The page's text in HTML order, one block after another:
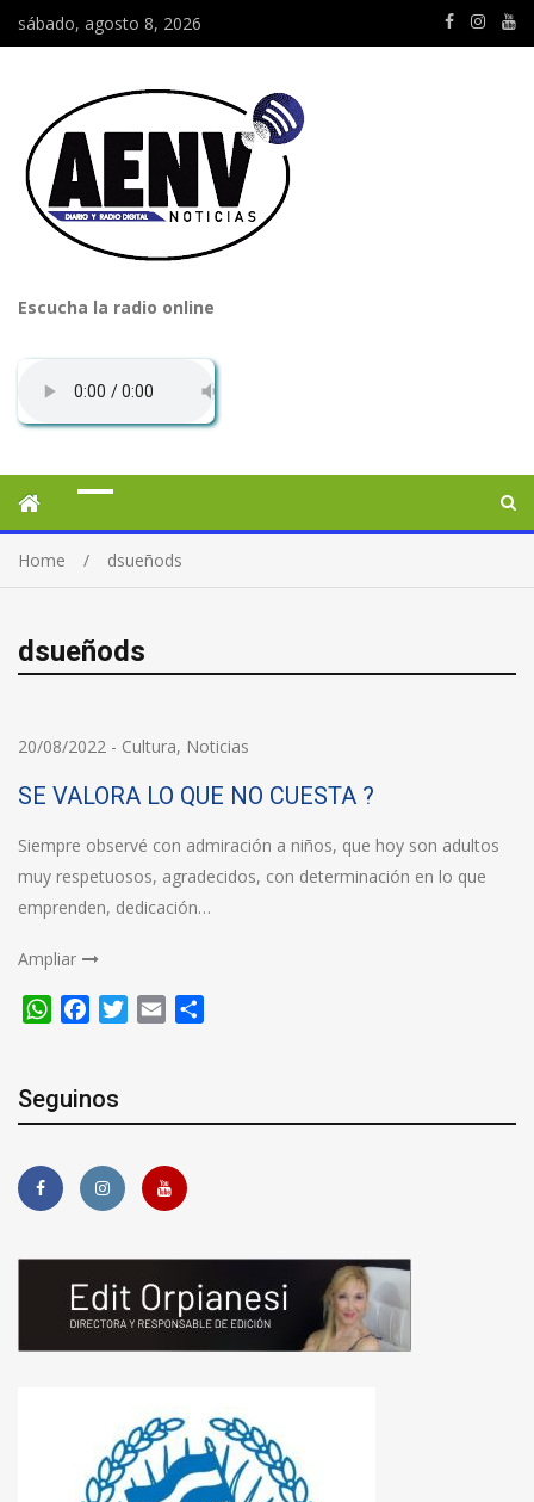
sábado, agosto 8, 2026
Escucha la radio online
Home dsueñods
dsueñods
20/08/2022 - Cultura, Noticias
SE VALORA LO QUE NO CUESTA ?
Siempre observé con admiración a niños, que hoy son adultos
muy respetuosos, agradecidos, con determinación en lo que
emprenden, dedicación…
Ampliar
WhatsApp
FacebookTwitter
Email
Seguinos